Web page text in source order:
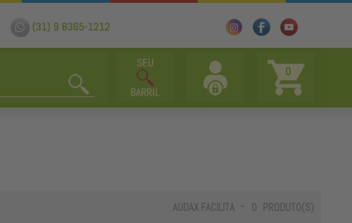
0
AUDAX FACILITA - 0 PRODUTO(S)